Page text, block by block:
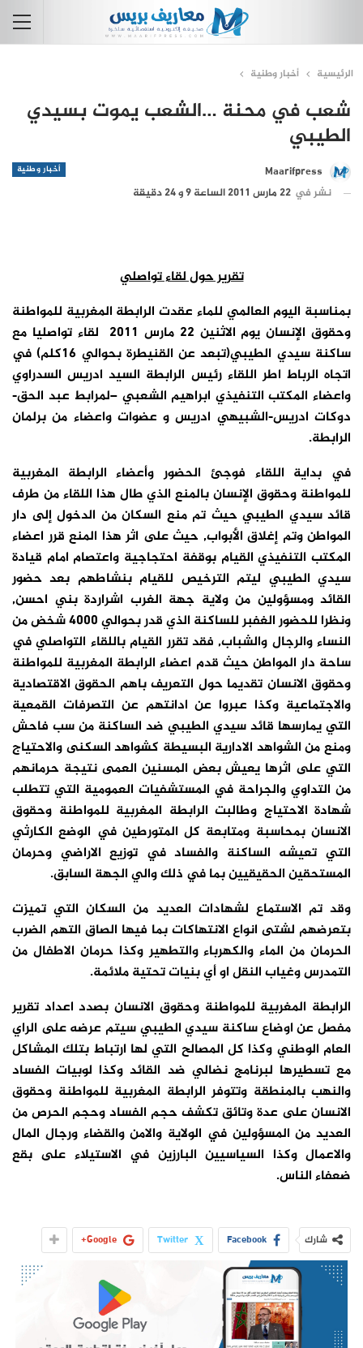
الرئيسية أخبار وطنية
شعب في محنة …الشعب يموت بسيدي
الطيبي
أخبار وطنية
Maarifpress
نشر في 22 مارس 2011 الساعة 9 و 24 دقيقة
تقرير حول لقاء تواصلي
بمناسبة اليوم العالمي للماء عقدت الرابطة المغربية للمواطنة
وحقوق الإنسان يوم الاثنين 22 مارس 2011 لقاء تواصليا مع
ساكنة سيدي الطيبي(تبعد عن القنيطرة بحوالي 16كلم) في
اتجاه الرباط اطر اللقاء رئيس الرابطة السيد ادريس السدراوي
واعضاء المكتب التنفيذي ابراهيم الشعبي –لمرابط عبد الحق-
دوكات ادريس-الشبيهي ادريس و عضوات واعضاء من برلمان
الرابطة.
في بداية اللقاء فوجئ الحضور وأعضاء الرابطة المغربية
للمواطنة وحقوق الإنسان بالمنع الذي طال هذا اللقاء من طرف
قائد سيدي الطيبي حيث تم منع السكان من الدخول إلى دار
المواطن وتم إغلاق الأبواب, حيث على اثر هذا المنع قرر اعضاء
المكتب التنفيذي القيام بوقفة احتجاجية واعتصام امام قيادة
سيدي الطيبي ليتم الترخيص للقيام بنشاطهم بعد حضور
القائد ومسؤولين من ولاية جهة الغرب اشراردة بني احسن,
ونظرا للحضور الغفبر للساكنة الذي قدر بحوالي 4000 شخض من
النساء والرجال والشباب, فقد تقرر القيام باللقاء التواصلي في
ساحة دار المواطن حيث قدم اعضاء الرابطة المغربية للمواطنة
وحقوق الانسان تقديما حول التعريف باهم الحقوق الاقتصادية
والاجتماعية وكذا عبروا عن ادانتهم عن التصرفات القمعية
التي يمارسها قائد سيدي الطيبي ضد الساكنة من سب فاحش
ومنع من الشواهد الادارية البسيطة كشواهد السكنى والاحتياج
التي على اثرها يعيش بعض المسنين العمى نتيجة حرمانهم
من التداوي والجراحة في المستشفيات العمومية التي تتطلب
شهادة الاحتياج وطالبت الرابطة المغربية للمواطنة وحقوق
الانسان بمحاسبة ومتابعة كل المتورطين في الوضع الكارثي
التي تعيشه الساكنة والفساد في توزيع الاراضي وحرمان
المستحقين الحقيقيين بما في ذلك والي الجهة السابق.
وقد تم الاستماع لشهادات العديد من السكان التي تميزت
بتعرضهم لشتى انواع الانتهاكات بما فيها الصاق التهم الضرب
الحرمان من الماء والكهرباء والتطهير وكذا حرمان الاطفال من
التمدرس وغياب النقل او أي بنيات تحتية ملائمة.
الرابطة المغربية للمواطنة وحقوق الانسان بصدد اعداد تقرير
مفصل عن اوضاع ساكنة سيدي الطيبي سيتم عرضه على الراي
العام الوطني وكذا كل المصالح التي لها ارتباط بتلك المشاكل
مع تسطيرها لبرنامج نضالي ضد القائد وكذا لوبيات الفساد
والنهب بالمنطقة وتتوفر الرابطة المغربية للمواطنة وحقوق
الانسان على عدة وتائق تكشف حجم الفساد وحجم الحرص من
العديد من المسؤولين في الولاية والامن والقضاء ورجال المال
والاعمال وكذا السياسيين البارزين في الاستيلاء على بقع
ضعفاء الناس.
شارك Facebook
Twitter
Google+